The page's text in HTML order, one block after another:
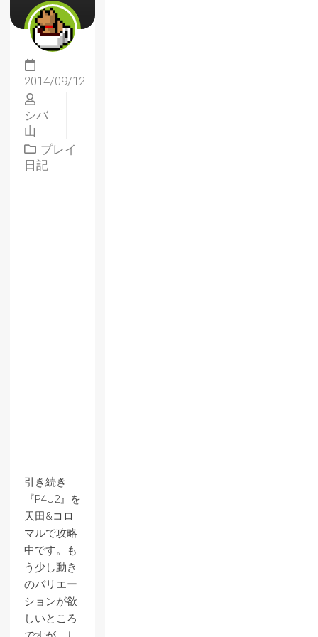
2014/09/12
シバ
山
プレイ
日記
引き続き
『P4U2』を
天田&コロ
マルで攻略
中です。も
う少し動き
のバリエー
ションが欲
しいところ